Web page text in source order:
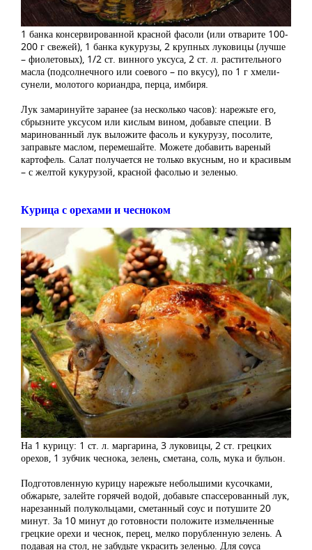
1 банка консервированной красной фасоли (или отварите 100-
200 г свежей), 1 банка кукурузы, 2 крупных луковицы (лучше
– фиолетовых), 1/2 ст. винного уксуса, 2 ст. л. растительного
масла (подсолнечного или соевого – по вкусу), по 1 г хмели-
сунели, молотого кориандра, перца, имбиря.
Лук замаринуйте заранее (за несколько часов): нарежьте его,
сбрызните уксусом или кислым вином, добавьте специи. В
маринованный лук выложите фасоль и кукурузу, посолите,
заправьте маслом, перемешайте. Можете добавить вареный
картофель. Салат получается не только вкусным, но и красивым
– с желтой кукурузой, красной фасолью и зеленью.
Курица с орехами и чесноком
На 1 курицу: 1 ст. л. маргарина, 3 луковицы, 2 ст. грецких
орехов, 1 зубчик чеснока, зелень, сметана, соль, мука и бульон.
Подготовленную курицу нарежьте небольшими кусочками,
обжарьте, залейте горячей водой, добавьте спассерованный лук,
нарезанный полукольцами, сметанный соус и потушите 20
минут. За 10 минут до готовности положите измельченные
грецкие орехи и чеснок, перец, мелко порубленную зелень. А
подавая на стол, не забудьте украсить зеленью. Для соуса